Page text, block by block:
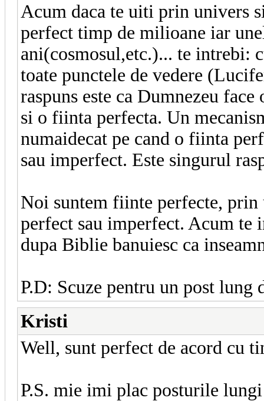
Acum daca te uiti prin univers
perfect timp de milioane iar
ani(cosmosul,etc.)... te intrebi:
toate punctele de vedere
raspuns este ca Dumnezeu
si o fiinta perfecta. Un
numaidecat pe cand o fiinta
sau imperfect. Este singurul
Noi suntem fiinte perfecte, prin
perfect sau imperfect. Acum te
dupa Biblie banuiesc ca
P.D: Scuze pentru un post lung
Kristi
Well, sunt perfect de acord cu
P.S. mie imi plac posturile